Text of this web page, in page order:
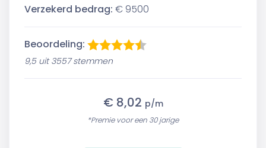
Verzekerd bedrag: € 9500
Beoordeling:
9,5 uit 3557 stemmen
€ 8,02 p/m
*Premie voor een 30 jarige